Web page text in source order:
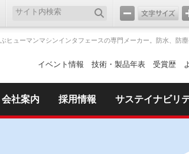
ヒューマンマシンインタフェースの専門メーカー。防水、防
イベント情報 技術・製品年表 受賞歴
会社案内 採用情報 サステイナビリ